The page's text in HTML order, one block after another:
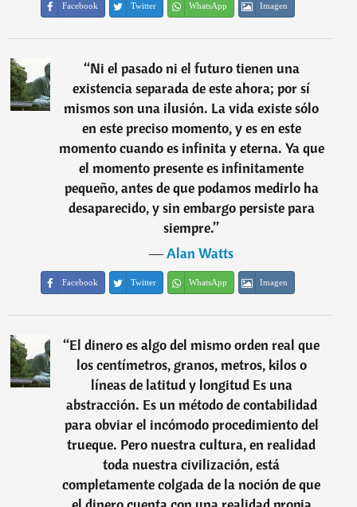
Facebook Twitter WhatsApp Imagen
“Ni el pasado ni el futuro tienen una
existencia separada de este ahora; por sí
mismos son una ilusión. La vida existe sólo
en este preciso momento, y es en este
momento cuando es infinita y eterna. Ya que
el momento presente es infinitamente
pequeño, antes de que podamos medirlo ha
desaparecido, y sin embargo persiste para
siempre.”
―Alan Watts
Facebook Twitter WhatsApp Imagen
“El dinero es algo del mismo orden real que
los centímetros, granos, metros, kilos o
líneas de latitud y longitud Es una
abstracción. Es un método de contabilidad
para obviar el incómodo procedimiento del
trueque. Pero nuestra cultura, en realidad
toda nuestra civilización, está
completamente colgada de la noción de que